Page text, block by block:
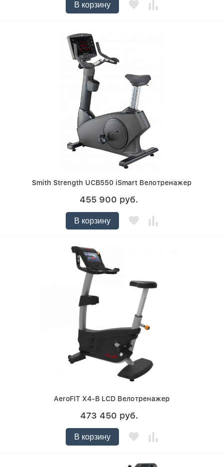
В корзину
Smith Strength UCB550 iSmart Велотренажер
455 900 руб.
В корзину
AeroFIT X4-B LCD Велотренажер
473 450 руб.
В корзину